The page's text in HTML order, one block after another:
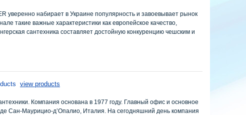
уверенно набирает в Украине популярность и завоевывает рынок
такие важные характеристики как европейское качество,
сантехника составляет достойную конкуренцию чешским и
view products
Компания основана в 1977 году. Главный офис и основное
Сан-Маурицио-д’Опалио, Италия. На сегодняшний день компания